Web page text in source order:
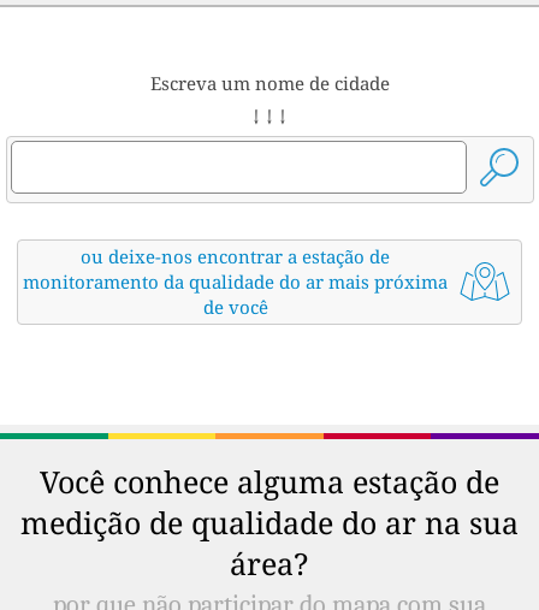
Escreva um nome de cidade
↓ ↓ ↓
ou deixe-nos encontrar a estação de
monitoramento da qualidade do ar mais próxima
de você
Você conhece alguma estação de
medição de qualidade do ar na sua
área?